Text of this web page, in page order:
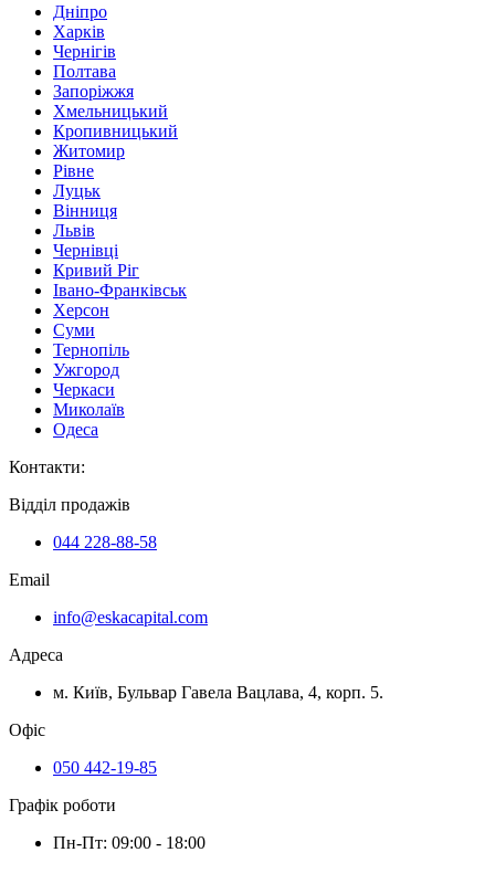
Дніпро
Харків
Чернігів
Полтава
Запоріжжя
Хмельницький
Кропивницький
Житомир
Рівне
Луцьк
Вінниця
Львів
Чернівці
Кривий Ріг
Івано-Франківськ
Херсон
Суми
Тернопіль
Ужгород
Черкаси
Миколаїв
Одеса
Контакти:
Відділ продажів
044 228-88-58
Email
info@eskacapital.com
Адреса
м. Київ, Бульвар Гавела Вацлава, 4, корп. 5.
Офіс
050 442-19-85
Графік роботи
Пн-Пт: 09:00 - 18:00